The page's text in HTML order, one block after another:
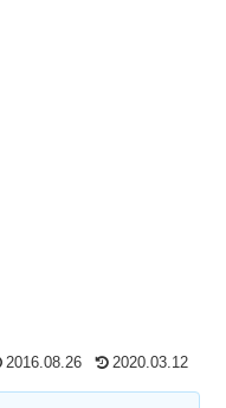
2016.08.26 2020.03.12